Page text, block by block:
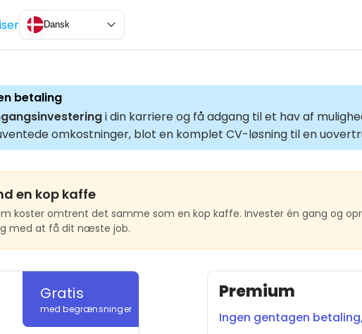
Dansk
betaling
i din karriere og få adgang til et hav af
omkostninger, blot en komplet CV-løsning til en
en kop kaffe
koster omtrent det samme som en kop kaffe. Invester én gang og
med at få dit næste job.
Gratis
med begrænsninger
Premium
Ingen gentagen